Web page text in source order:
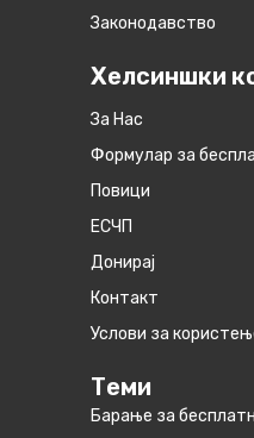
Законодавство
Хелсиншки
За Нас
Формулар за
Повици
ЕСЧП
Донирај
Контакт
Услови за
Теми
Барање за